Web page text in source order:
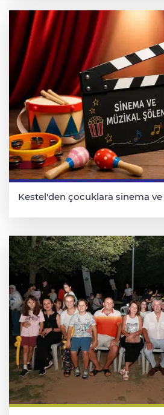
Kestel'den çocuklara sinema